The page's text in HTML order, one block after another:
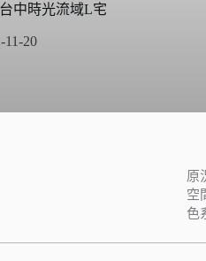
中時光流域L宅
11-20
原
空
色